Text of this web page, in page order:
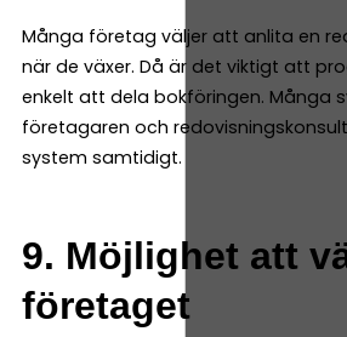
Många företag väljer att anlita en
när de växer. Då är det viktigt att
enkelt att dela bokföringen. Många
företagaren och
system samtidigt.
9. Möjlighet att
företaget